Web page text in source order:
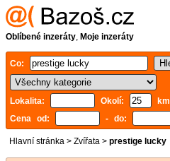
Oblíbené inzeráty, Moje inzeráty
Co:
Lokalita: Okolí:
km
Cena od:
- do:
Hlavní stránka > Zvířata > prestige lucky